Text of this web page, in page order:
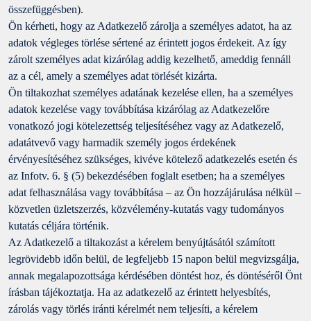
összefüggésben).
Ön kérheti, hogy az Adatkezelő zárolja a személyes adatot, ha az
adatok végleges törlése sértené az érintett jogos érdekeit. Az így
zárolt személyes adat kizárólag addig kezelhető, ameddig fennáll
az a cél, amely a személyes adat törlését kizárta.
Ön tiltakozhat személyes adatának kezelése ellen, ha a személyes
adatok kezelése vagy továbbítása kizárólag az Adatkezelőre
vonatkozó jogi kötelezettség teljesítéséhez vagy az Adatkezelő,
adatátvevő vagy harmadik személy jogos érdekének
érvényesítéséhez szükséges, kivéve kötelező adatkezelés esetén és
az Infotv. 6. § (5) bekezdésében foglalt esetben; ha a személyes
adat felhasználása vagy továbbítása – az Ön hozzájárulása nélkül –
közvetlen üzletszerzés, közvélemény-kutatás vagy tudományos
kutatás céljára történik.
Az Adatkezelő a tiltakozást a kérelem benyújtásától számított
legrövidebb időn belül, de legfeljebb 15 napon belül megvizsgálja,
annak megalapozottsága kérdésében döntést hoz, és döntéséről Önt
írásban tájékoztatja. Ha az adatkezelő az érintett helyesbítés,
zárolás vagy törlés iránti kérelmét nem teljesíti, a kérelem